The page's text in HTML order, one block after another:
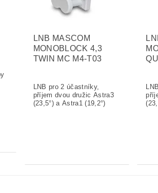
LNB MASCOM
MONOBLOCK 4,3
TWIN MC M4-T03